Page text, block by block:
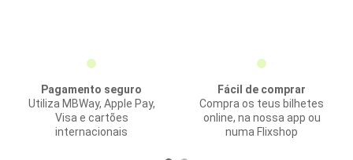
Pagamento seguro
Utiliza MBWay, Apple Pay,
Visa e cartões
internacionais
Fácil de comprar
Compra os teus bilhetes
online, na nossa app ou
numa Flixshop